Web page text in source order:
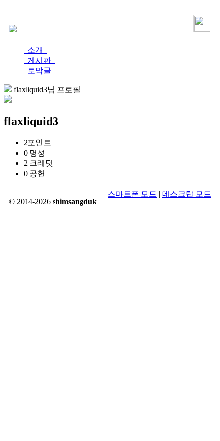
소개
게시판
토막글
flaxliquid3님 프로필
flaxliquid3
2포인트
0 명성
2 크레딧
0 공헌
© 2014-2026 shimsangduk
스마트폰 모드 | 데스크탑 모드